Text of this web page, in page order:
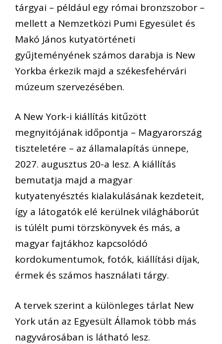
tárgyai – például egy római bronzszobor –
mellett a Nemzetközi Pumi Egyesület és
Makó János kutyatörténeti
gyűjteményének számos darabja is New
Yorkba érkezik majd a székesfehérvári
múzeum szervezésében.
A New York-i kiállítás kitűzött
megnyitójának időpontja – Magyarország
tiszteletére – az államalapítás ünnepe,
2027. augusztus 20-a lesz. A kiállítás
bemutatja majd a magyar
kutyatenyésztés kialakulásának kezdeteit,
így a látogatók elé kerülnek világháborút
is túlélt pumi törzskönyvek és más, a
magyar fajtákhoz kapcsolódó
kordokumentumok, fotók, kiállítási díjak,
érmek és számos használati tárgy.
A tervek szerint a különleges tárlat New
York után az Egyesült Államok több más
nagyvárosában is látható lesz.